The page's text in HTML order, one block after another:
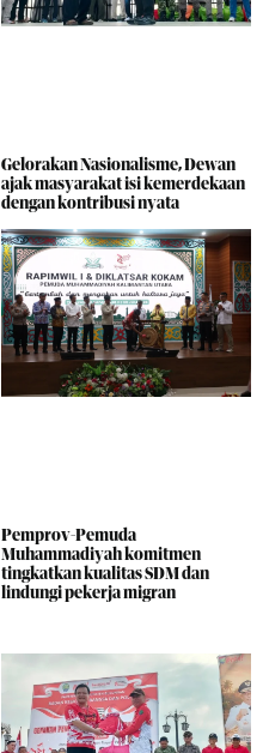
Gelorakan Nasionalisme, Dewan
ajak masyarakat isi kemerdekaan
dengan kontribusi nyata
Pemprov-Pemuda
Muhammadiyah komitmen
tingkatkan kualitas SDM dan
lindungi pekerja migran